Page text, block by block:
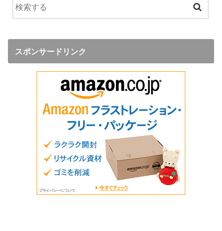
スポンサードリンク